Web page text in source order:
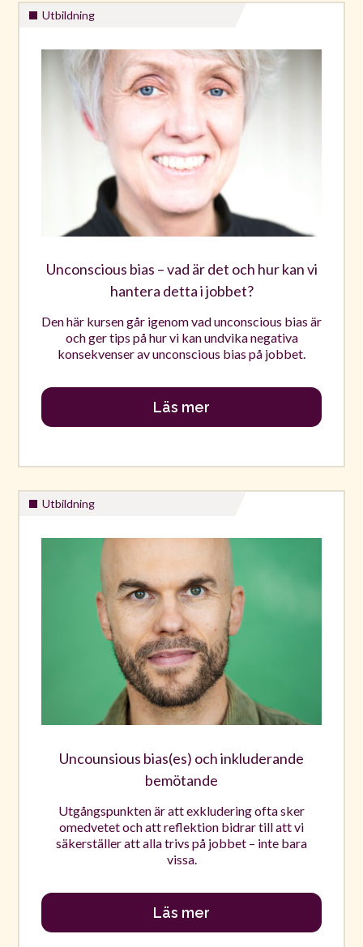
Utbildning
Unconscious bias – vad är det och hur kan vi
hantera detta i jobbet?
Den här kursen går igenom vad unconscious bias är
och ger tips på hur vi kan undvika negativa
konsekvenser av unconscious bias på jobbet.
Läs mer
Utbildning
Uncounsious bias(es) och inkluderande
bemötande
Utgångspunkten är att exkludering ofta sker
omedvetet och att reflektion bidrar till att vi
säkerställer att alla trivs på jobbet – inte bara
vissa.
Läs mer